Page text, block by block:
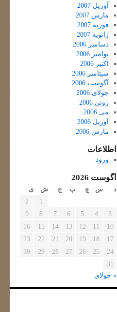
آوریل 2007
مارس 2007
فوریه 2007
ژانویه 2007
دسامبر 2006
نوامبر 2006
اکتبر 2006
سپتامبر 2006
آگوست 2006
جولای 2006
ژوئن 2006
می 2006
آوریل 2006
مارس 2006
اطلاعات
ورود
آگوست 2026
د س چ پ ج ش ی
1
2
3
4
5
6
7
8
9
10
11
12
13
14
15
16
17
18
19
20
21
22
23
24
25
26
27
28
29
30
31
« جولای